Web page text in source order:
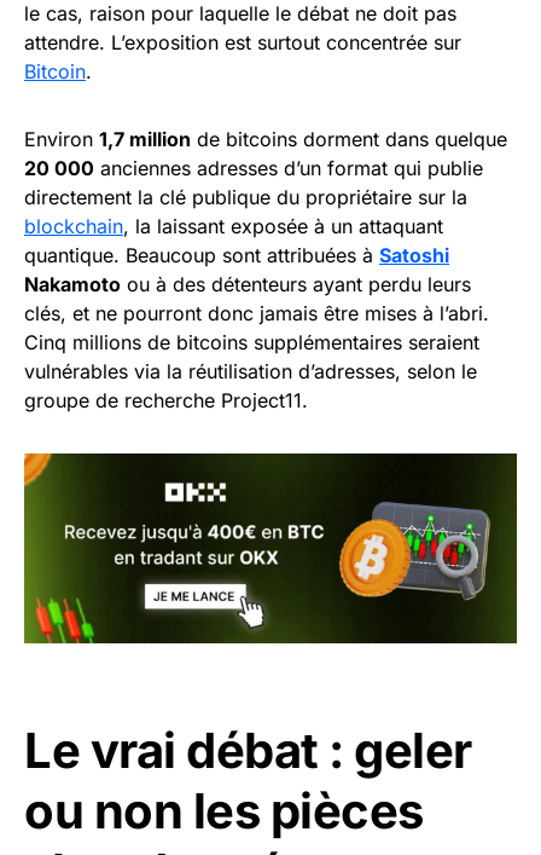
le cas, raison pour laquelle le débat ne doit pas
attendre. L’exposition est surtout concentrée sur
Bitcoin.
Environ 1,7 million de bitcoins dorment dans quelque
20 000 anciennes adresses d’un format qui publie
directement la clé publique du propriétaire sur la
blockchain, la laissant exposée à un attaquant
quantique. Beaucoup sont attribuées à Satoshi
Nakamoto ou à des détenteurs ayant perdu leurs
clés, et ne pourront donc jamais être mises à l’abri.
Cinq millions de bitcoins supplémentaires seraient
vulnérables via la réutilisation d’adresses, selon le
groupe de recherche Project11.
Le vrai débat : geler
ou non les pièces